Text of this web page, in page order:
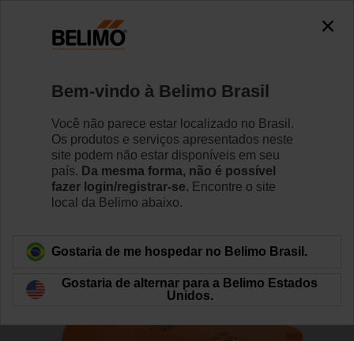
Z2050QPT-F+CQB24-3
Saiba Mais
Voltar para categoria de produto
Bem-vindo à Belimo Brasil
Você não parece estar localizado no Brasil.
Os produtos e serviços apresentados neste
site podem não estar disponíveis em seu
país. Da mesma forma, não é possível
fazer login/registrar-se. Encontre o site
local da Belimo abaixo.
Gostaria de me hospedar no Belimo Brasil.
Gostaria de alternar para a Belimo Estados
Unidos.